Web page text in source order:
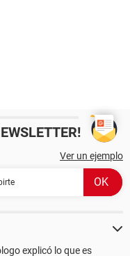
Ver un ejemplo
explicó lo que es